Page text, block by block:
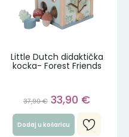
Little Dutch didaktička
kocka- Forest Friends
37,90€ 33,90 €
Dodaj u košaricu